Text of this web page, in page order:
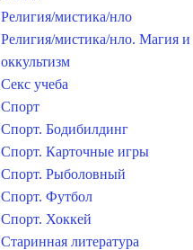
Религия/мистика/нло
Религия/мистика/нло. Магия и
оккультизм
Секс учеба
Спорт
Спорт. Бодибилдинг
Спорт. Карточные игры
Спорт. Рыболовный
Спорт. Футбол
Спорт. Хоккей
Старинная литература